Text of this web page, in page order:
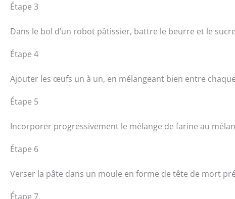
Étape 3
Dans le bol d’un robot pâtissier, battre le beurre et le
Étape 4
Ajouter les œufs un à un, en mélangeant bien entre
Étape 5
Incorporer progressivement le mélange de farine au
Étape 6
Verser la pâte dans un moule en forme de tête de mort
Étape 7